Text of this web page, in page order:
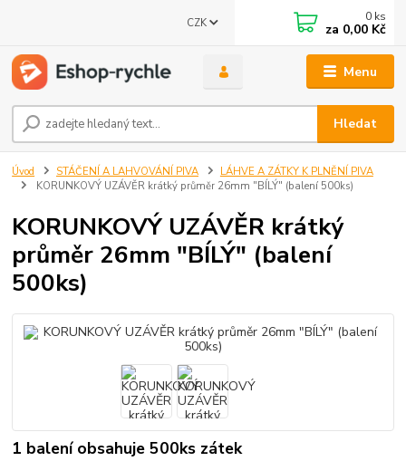
Menu
CZK
Hledat
0 ks
za 0,00 Kč
Úvod STÁČENÍ A LAHVOVÁNÍ PIVA
LÁHVE A ZÁTKY K PLNĚNÍ PIVA
KORUNKOVÝ UZÁVĚR krátký průměr 26mm "BÍLÝ" (balení 500ks)
KORUNKOVÝ UZÁVĚR krátký
průměr 26mm "BÍLÝ" (balení
500ks)
1 balení obsahuje 500ks zátek